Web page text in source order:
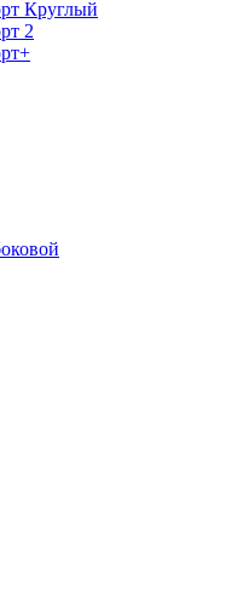
Круглый
2